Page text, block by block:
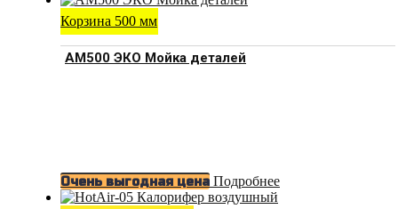
Корзина 500 мм
АМ500 ЭКО Мойка деталей
Очень выгодная цена Подробнее